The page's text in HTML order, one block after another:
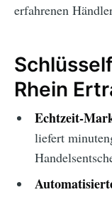
erfahrenen
Rhein
Echtzeit-
liefert